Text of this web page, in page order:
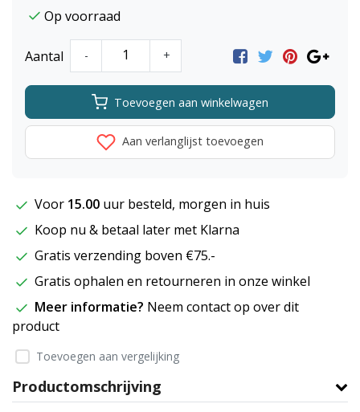
Op voorraad
Aantal - +
Toevoegen aan winkelwagen
Aan verlanglijst toevoegen
Voor 15.00 uur besteld, morgen in huis
Koop nu & betaal later met Klarna
Gratis verzending boven €75.-
Gratis ophalen en retourneren in onze winkel
Meer informatie? Neem contact op over dit
product
Toevoegen aan vergelijking
Productomschrijving